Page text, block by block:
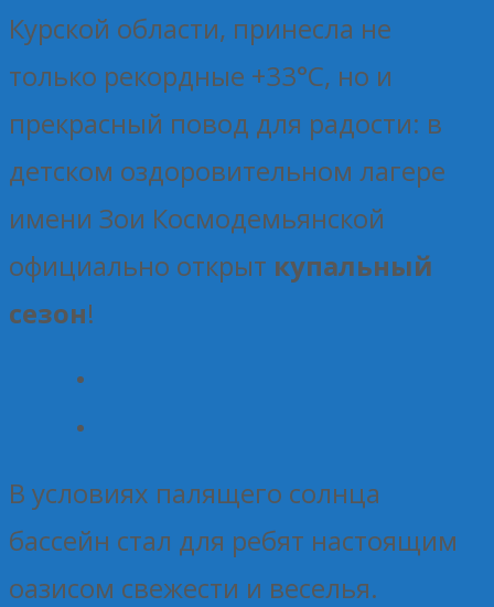
Курской области, принесла не
только рекордные +33°C, но и
прекрасный повод для радости: в
детском оздоровительном лагере
имени Зои Космодемьянской
официально открыт купальный
сезон!
В условиях палящего солнца
бассейн стал для ребят настоящим
оазисом свежести и веселья.